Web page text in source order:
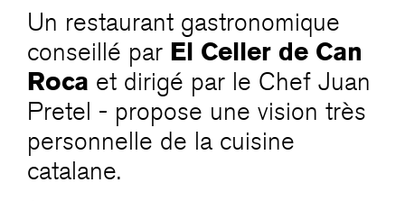
Un restaurant gastronomique
conseillé par El Celler de Can
Roca et dirigé par le Chef Juan
Pretel - propose une vision très
personnelle de la cuisine
catalane.